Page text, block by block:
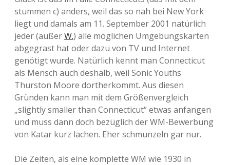
stummen c) anders, weil das so nah bei New York
liegt und damals am 11. September 2001 natürlich
jeder (außerW.) alle möglichen Umgebungskarten
abgegrast hat oder dazu von TV und Internet
genötigt wurde. Natürlich kennt man Connecticut
als Mensch auch deshalb, weil Sonic Youths
Thurston Moore dortherkommt. Aus diesen
Gründen kann man mit dem Größenvergleich
„slightly smaller than Connecticut“ etwas anfangen
und muss dann doch bezüglich der WM-Bewerbung
von Katar kurz lachen. Eher schmunzeln gar nur.
Die Zeiten, als eine komplette WM wie 1930 in